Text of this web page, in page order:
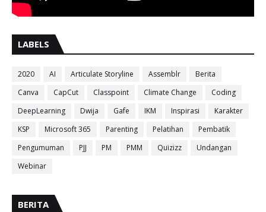
LABELS
2020 AI Articulate Storyline Assemblr
Berita
Canva
CapCut Classpoint Climate Change
Coding
DeepLearning
Dwija Gafe IKM Inspirasi
Karakter
KSP
Microsoft 365 Parenting Pelatihan
Pembatik
Pengumuman
PJJ PM PMM Quizizz
Undangan
Webinar
BERITA